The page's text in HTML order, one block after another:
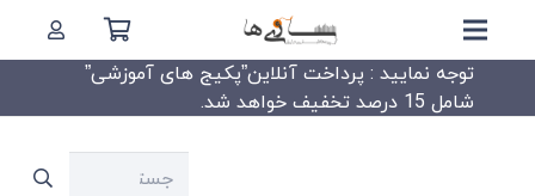
توجه نمایید : پرداخت آنلاین”پکیج های آموزشی”
شامل 15 درصد تخفیف خواهد شد.
جستجو